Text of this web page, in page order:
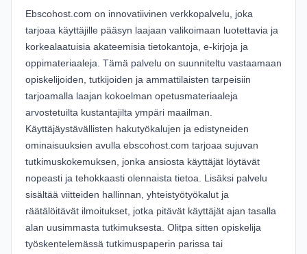
Ebscohost.com on innovatiivinen verkkopalvelu, joka
tarjoaa käyttäjille pääsyn laajaan valikoimaan luotettavia ja
korkealaatuisia akateemisia tietokantoja, e-kirjoja ja
oppimateriaaleja. Tämä palvelu on suunniteltu vastaamaan
opiskelijoiden, tutkijoiden ja ammattilaisten tarpeisiin
tarjoamalla laajan kokoelman opetusmateriaaleja
arvostetuilta kustantajilta ympäri maailman.
Käyttäjäystävällisten hakutyökalujen ja edistyneiden
ominaisuuksien avulla ebscohost.com tarjoaa sujuvan
tutkimuskokemuksen, jonka ansiosta käyttäjät löytävät
nopeasti ja tehokkaasti olennaista tietoa. Lisäksi palvelu
sisältää viitteiden hallinnan, yhteistyötyökalut ja
räätälöitävät ilmoitukset, jotka pitävät käyttäjät ajan tasalla
alan uusimmasta tutkimuksesta. Olitpa sitten opiskelija
työskentelemässä tutkimuspaperin parissa tai